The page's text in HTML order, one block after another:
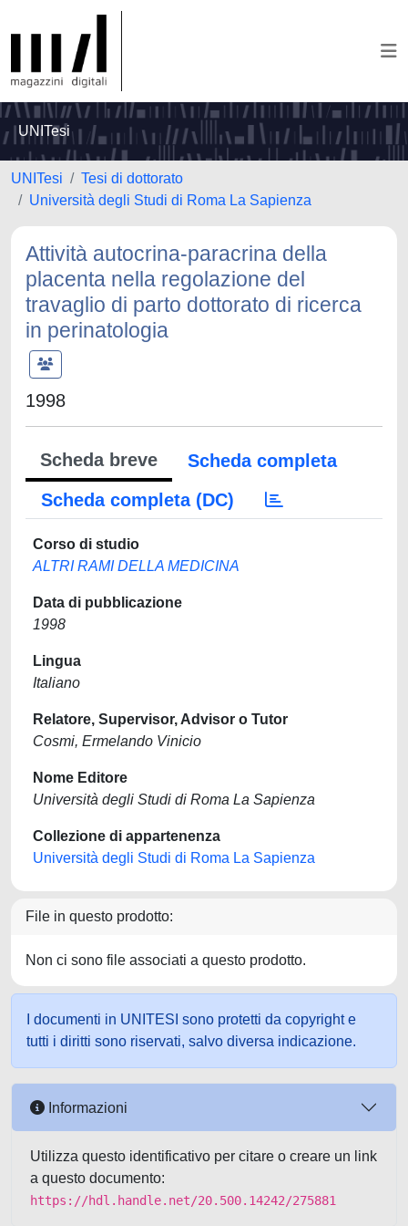
UNITesi
UNITesi
Tesi di dottorato
Università degli Studi di Roma La Sapienza
Attività autocrina-paracrina della
placenta nella regolazione del
travaglio di parto dottorato di ricerca
in perinatologia
1998
Scheda breve
Scheda completa
Scheda completa (DC)
Corso di studio
ALTRI RAMI DELLA MEDICINA
Data di pubblicazione
1998
Lingua
Italiano
Relatore, Supervisor, Advisor o Tutor
Cosmi, Ermelando Vinicio
Nome Editore
Università degli Studi di Roma La Sapienza
Collezione di appartenenza
Università degli Studi di Roma La Sapienza
File in questo prodotto:
Non ci sono file associati a questo prodotto.
I documenti in UNITESI sono protetti da copyright e
tutti i diritti sono riservati, salvo diversa indicazione.
Informazioni
Utilizza questo identificativo per citare o creare un link
a questo documento:
https://hdl.handle.net/20.500.14242/275881